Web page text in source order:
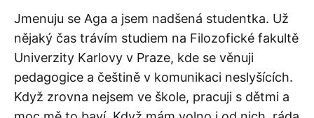
Jmenuju se Aga a jsem nadšená studentka. Už
nějaký čas trávím studiem na Filozofické fakultě
Univerzity Karlovy v Praze, kde se věnuji
pedagogice a češtině v komunikaci neslyšících.
Když zrovna nejsem ve škole, pracuji s dětmi a